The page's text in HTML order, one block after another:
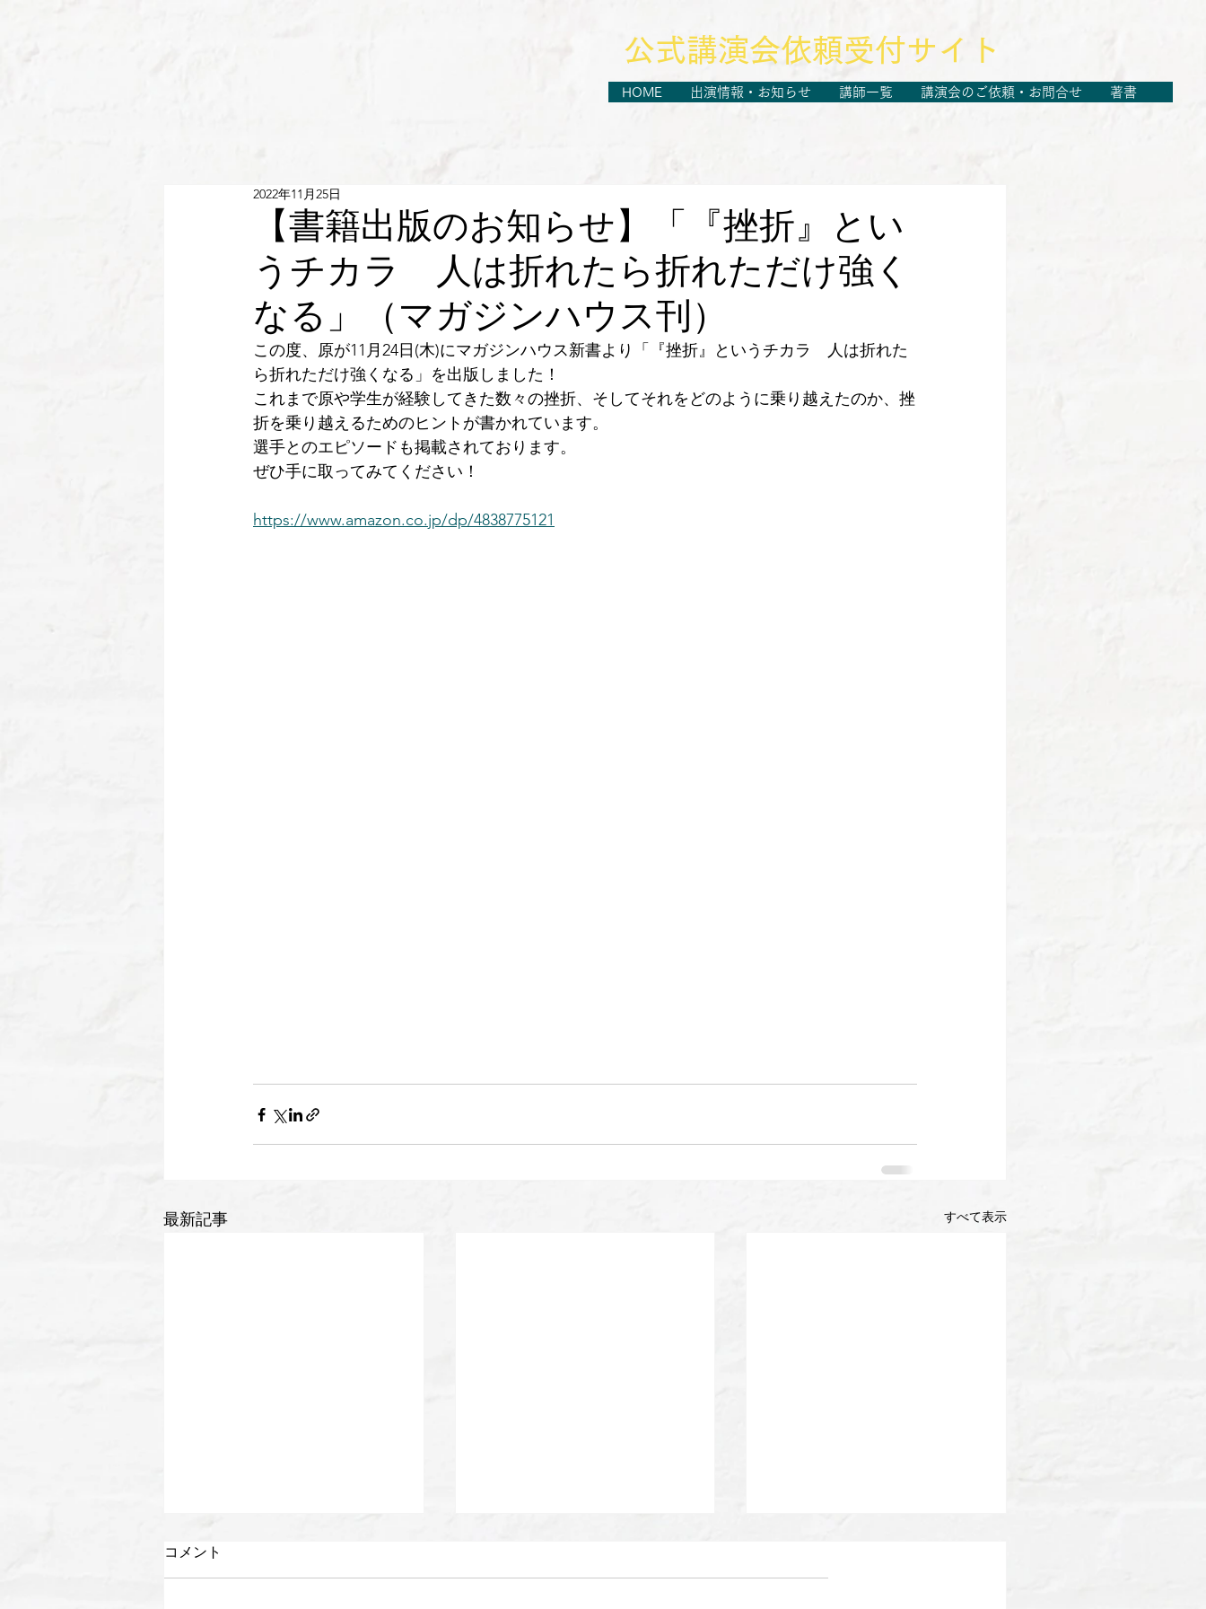
HOME 出演情報・お知らせ 講師一覧 講演会のご依頼・お問合せ 著書
​公式講演会依頼受付サイト
【書籍出版のお知らせ】「『挫折』とい
うチカラ 人は折れたら折れただけ強く
なる」（マガジンハウス刊）
2022年11月25日
この度、原が11月24日(木)にマガジンハウス新書より「『挫折』というチカラ　人は折れた
ら折れただけ強くなる」を出版しました！
これまで原や学生が経験してきた数々の挫折、そしてそれをどのように乗り越えたのか、挫
折を乗り越えるためのヒントが書かれています。
選手とのエピソードも掲載されております。
ぜひ手に取ってみてください！
https://www.amazon.co.jp/dp/4838775121
最新記事 すべて表示
コメント